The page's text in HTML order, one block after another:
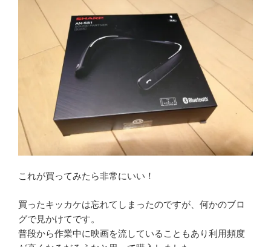
これが買ってみたら非常にいい！
買ったキッカケは忘れてしまったのですが、何かのブロ
グで見かけてです。
普段から作業中に映画を流していることもあり利用頻度